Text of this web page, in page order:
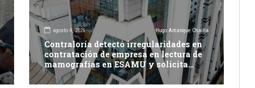
agosto 4, 2026 Hugo Amanque Chaiña
Contraloría detectó irregularidades en
contratación de empresa en lectura de
mamografías en ESAMU y solicita
acciones penales contra funcionarios